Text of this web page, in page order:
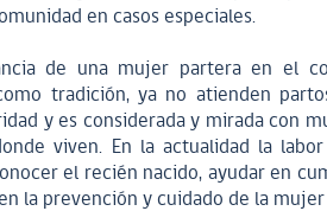
en casos especiales.
de una mujer partera en el
tradición, ya no atienden
y es considerada y mirada con
viven. En la actualidad la
el recién nacido, ayudar en
la prevención y cuidado de la